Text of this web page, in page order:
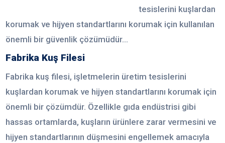
tesislerini kuşlardan
korumak ve hijyen standartlarını korumak için kullanılan
önemli bir güvenlik çözümüdür...
Fabrika Kuş Filesi
Fabrika kuş filesi, işletmelerin üretim tesislerini
kuşlardan korumak ve hijyen standartlarını korumak için
önemli bir çözümdür. Özellikle gıda endüstrisi gibi
hassas ortamlarda, kuşların ürünlere zarar vermesini ve
hijyen standartlarının düşmesini engellemek amacıyla